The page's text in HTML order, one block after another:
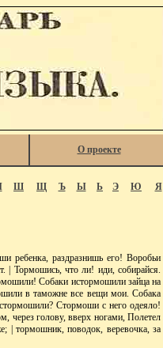
О проекте
Ш Щ Ъ Ы Ь Э Ю Я
ребенка, раздразнишь его! Воробьи
| Тормошись, что ли! иди, собирайся.
Собаки истормошили зайца на
в таможне все вещи мои. Собака
Стормоши с него одеяло!
через голову, вверх ногами, Полетел
тормошник, поводок, веревочка, за